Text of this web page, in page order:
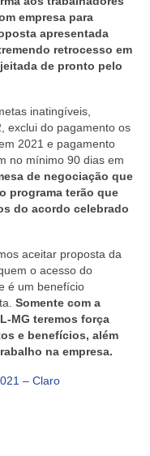
empresa para
apresentada
retrocesso em
de pronto pelo
inatingíveis,
exclui do pagamento os
2021 e pagamento
no mínimo 90 dias em
de negociação que
programa terão que
do acordo celebrado
aceitar proposta da
o acesso do
é um benefício
Somente com a
MG teremos força
e benefícios, além
na empresa.
– Claro